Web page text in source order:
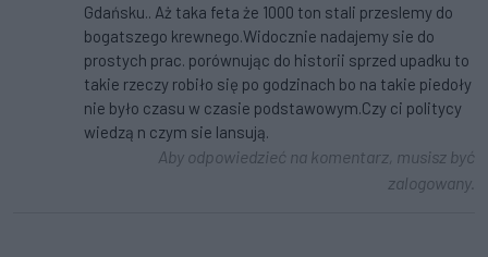
Gdańsku.. Aż taka feta że 1000 ton stali przeslemy do
bogatszego krewnego.Widocznie nadajemy sie do
prostych prac. porównując do historii sprzed upadku to
takie rzeczy robiło się po godzinach bo na takie piedoły
nie było czasu w czasie podstawowym.Czy ci politycy
wiedzą n czym sie lansują.
Aby odpowiedzieć na komentarz, musisz być
zalogowany.